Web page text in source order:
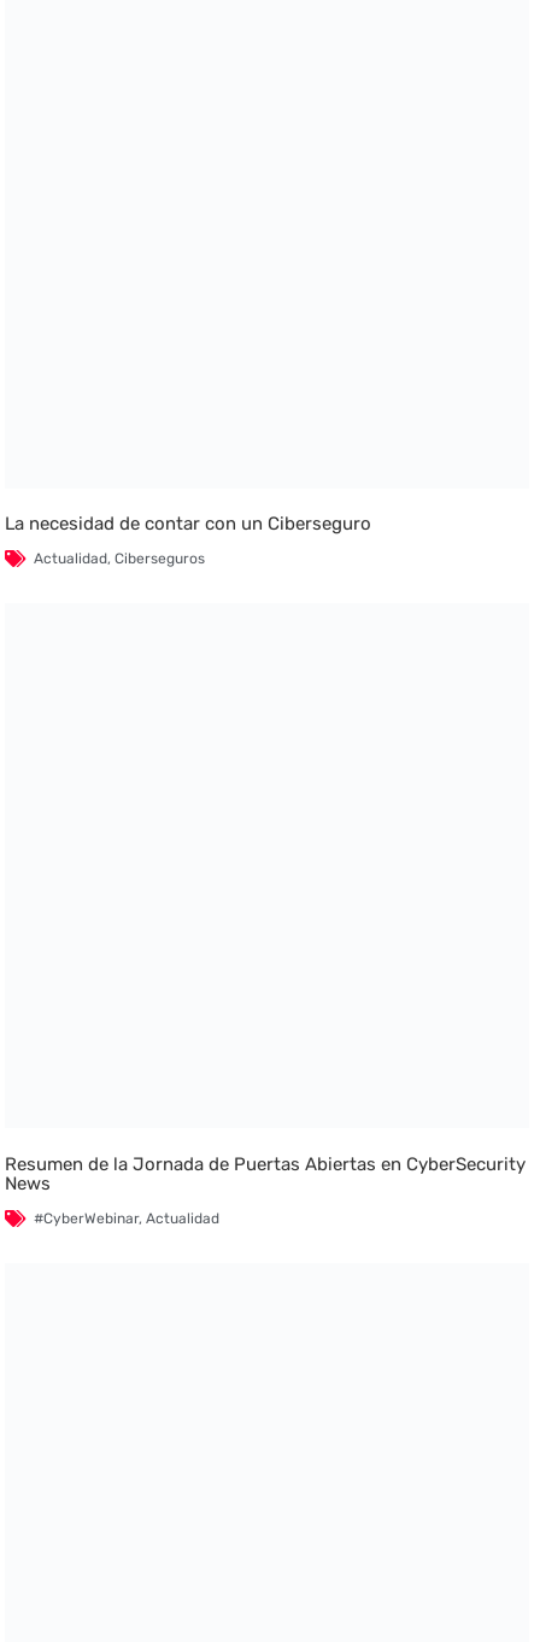
La necesidad de contar con un Ciberseguro
Actualidad,Ciberseguros
Resumen de la Jornada de Puertas Abiertas en CyberSecurity
News
#CyberWebinar,Actualidad